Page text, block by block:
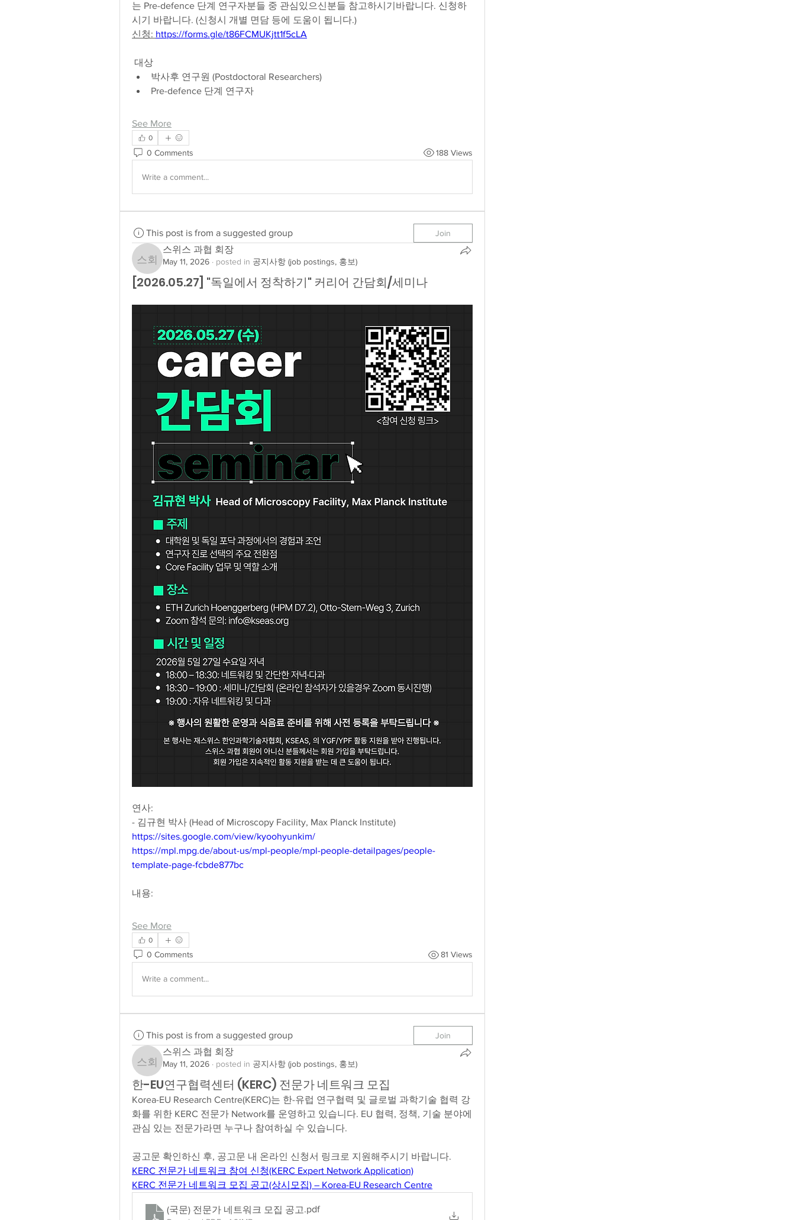
는 Pre-defence 단계 연구자분들 중 관심있으신분들 참고하시기바랍니다. 신청하
시기 바랍니다. (신청시 개별 면담 등에 도움이 됩니다.)
신청: https://forms.gle/t86FCMUKjtt1f5cLA
대상
박사후 연구원 (Postdoctoral Researchers)
Pre-defence 단계 연구자
See More
0
0 Comments 188 Views
Write a comment...
This post is from a suggested group Join
스위스 과협 회장
스위스 과협 회장
May 11, 2026 · posted in 공지사항 (job postings, 홍보)
[2026.05.27] "독일에서 정착하기" 커리어 간담회/세미나
연사:
- 김규현 박사 (Head of Microscopy Facility, Max Planck Institute)
https://sites.google.com/view/kyoohyunkim/
https://mpl.mpg.de/about-us/mpl-people/mpl-people-detailpages/people-
template-page-fcbde877bc
내용:
See More
0
0 Comments 81 Views
Write a comment...
This post is from a suggested group Join
스위스 과협 회장
스위스 과협 회장
May 11, 2026 · posted in 공지사항 (job postings, 홍보)
한-EU연구협력센터 (KERC) 전문가 네트워크 모집
Korea-EU Research Centre(KERC)는 한-유럽 연구협력 및 글로벌 과학기술 협력 강
화를 위한 KERC 전문가 Network를 운영하고 있습니다. EU 협력, 정책, 기술 분야에
관심 있는 전문가라면 누구나 참여하실 수 있습니다.
공고문 확인하신 후, 공고문 내 온라인 신청서 링크로 지원해주시기 바랍니다.
KERC 전문가 네트워크 참여 신청(KERC Expert Network Application)
KERC 전문가 네트워크 모집 공고(상시모집) – Korea-EU Research Centre
(국문) 전문가 네트워크 모집 공고.pdf